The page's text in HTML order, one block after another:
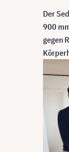
Der
900
gegen